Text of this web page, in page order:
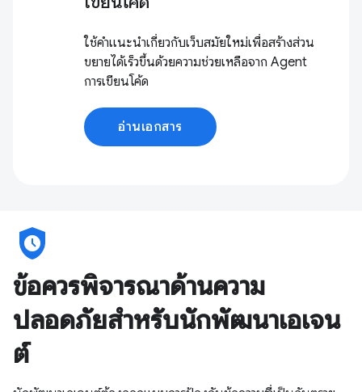
ใช้คำแนะนำเกี่ยวกับเว็บสมัยใหม่เพื่อสร้างส่วน
ขยายได้เร็วขึ้นด้วยความช่วยเหลือจาก Agent
การเขียนโค้ด
อ่านเอกสาร
safety_check
ข้อควรพิจารณาด้านความ
ปลอดภัยสำหรับนักพัฒนาเอเจน
ต์